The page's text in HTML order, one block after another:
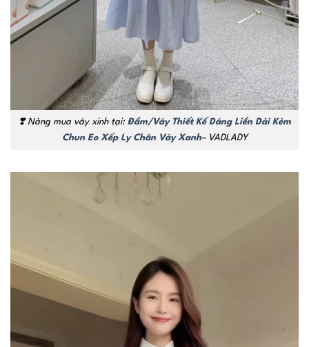
❣️ Nàng mua váy xinh tại: Đầm/Váy Thiết Kế Dáng Liền Dài Kèm
Chun Eo Xếp Ly Chân Váy Xanh– VADLADY